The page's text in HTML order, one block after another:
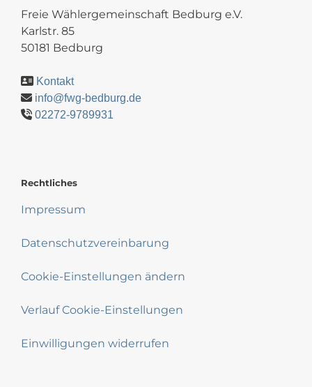
Freie Wählergemeinschaft Bedburg e.V.
Karlstr. 85
50181 Bedburg
Kontakt
info@fwg-bedburg.de
02272-9789931
Rechtliches
Impressum
Datenschutzvereinbarung
Cookie-Einstellungen ändern
Verlauf Cookie-Einstellungen
Einwilligungen widerrufen